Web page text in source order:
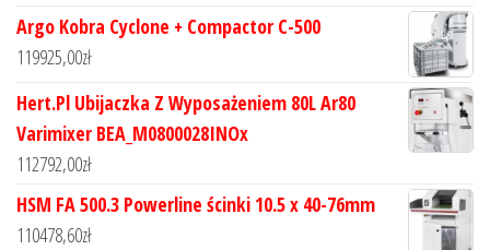
Argo Kobra Cyclone + Compactor C-500
119925,00zł
Hert.Pl Ubijaczka Z Wyposażeniem 80L Ar80
Varimixer BEA_M0800028INOx
112792,00zł
HSM FA 500.3 Powerline ścinki 10.5 x 40-76mm
110478,60zł